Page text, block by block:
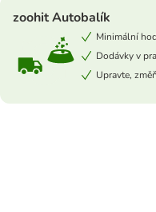
zoohit Autobalík
Minimální
Dodávky v
Upravte,